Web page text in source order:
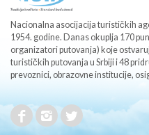
Nacionalna asocijacija turističkih
1954. godine. Danas okuplja 170
organizatori putovanja) koje
turističkih putovanja u Srbiji i 48
prevoznici, obrazovne institucije,